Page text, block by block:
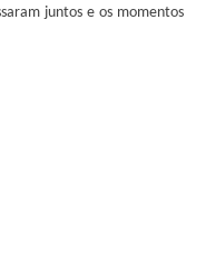
juntos e os momentos